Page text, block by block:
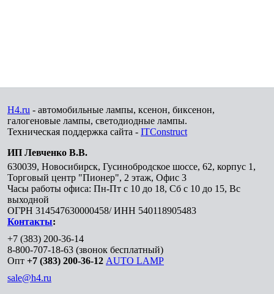
H4.ru - автомобильные лампы, ксенон, биксенон,
галогеновые лампы, светодиодные лампы.
Техническая поддержка сайта - ITConstruct
ИП Левченко В.В.
630039, Новосибирск, Гусинобродское шоссе, 62, корпус 1,
Торговый центр "Пионер", 2 этаж, Офис 3
Часы работы офиса: Пн-Пт с 10 до 18, Сб с 10 до 15, Вс
выходной
ОГРН 314547630000458/ ИНН 540118905483
Контакты:
+7 (383) 200-36-14
8-800-707-18-63 (звонок бесплатный)
Опт +7 (383) 200-36-12 AUTO LAMP
sale@h4.ru